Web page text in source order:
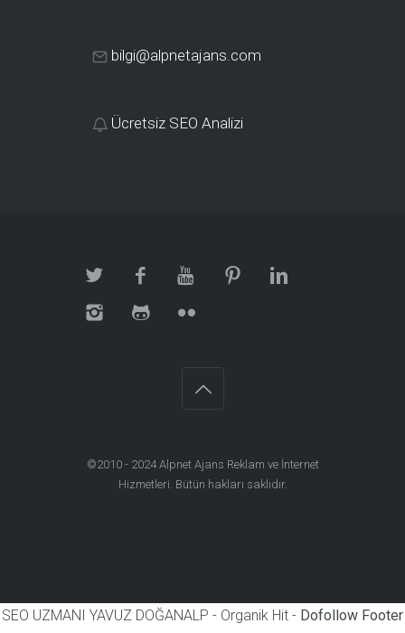
bilgi@alpnetajans.com
Ücretsiz SEO Analizi
©2010 - 2024Alpnet Ajans Reklam ve İnternet
Hizmetleri . Bütün hakları saklıdır.
SEO UZMANI YAVUZ DOĞANALP - Organik Hit - Dofollow Footer